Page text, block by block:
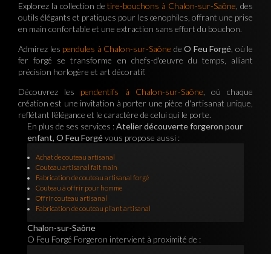
Explorez la collection detire-bouchons à Chalon-sur-Saône , des
outils élégants et pratiques pour les œnophiles, offrant une prise
en main confortable et une extraction sans effort du bouchon.
Admirez les pendules à Chalon-sur-Saône de O Feu Forgé , où le
fer forgé se transforme en chefs-d'œuvre du temps, alliant
précision horlogère et art décoratif.
Découvrez les pendentifs à Chalon-sur-Saône , où chaque
création est une invitation à porter une pièce d'artisanat unique,
reflétant l'élégance et le caractère de celui qui le porte.
En plus de ses services :Atelier découverte forgeron pour
enfant, O Feu Forgévous propose aussi :
Achat de couteau artisanal
Couteau artisanal fait main
Fabrication de couteau artisanal forgé
Couteau à offrir pour homme
Offrir couteau artisanal
Fabrication de couteau pliant artisanal
Chalon-sur-Saône
O Feu Forgé Forgeron intervient à proximité de :